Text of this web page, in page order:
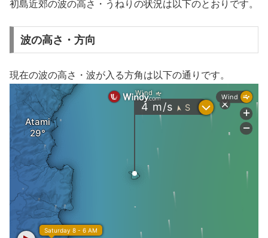
初島近郊の波の高さ・うねりの状況は以下のとおりです。
波の高さ・方向
現在の波の高さ・波が入る方角は以下の通りです。